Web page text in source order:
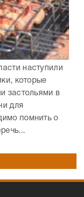
наступили
которые
застольями в
для
помнить о